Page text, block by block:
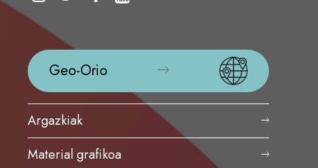
Geo-Orio
Argazkiak
Material grafikoa